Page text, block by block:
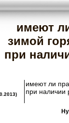
имеют
зимой
при
имеют ли
при наличии